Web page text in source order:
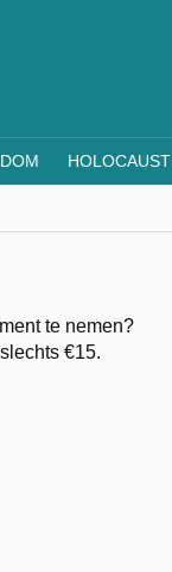
HOLOCAUST
te nemen?
€15.